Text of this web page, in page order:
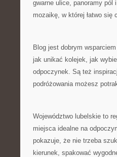
gwarne ulice, panoramy pól
mozaikę, w której łatwo się
Blog jest dobrym
jak unikać kolejek, jak
odpoczynek. Są też
podróżowania możesz
Województwo lubelskie to
miejsca idealne na
pokazuje, że nie trzeba
kierunek, spakować